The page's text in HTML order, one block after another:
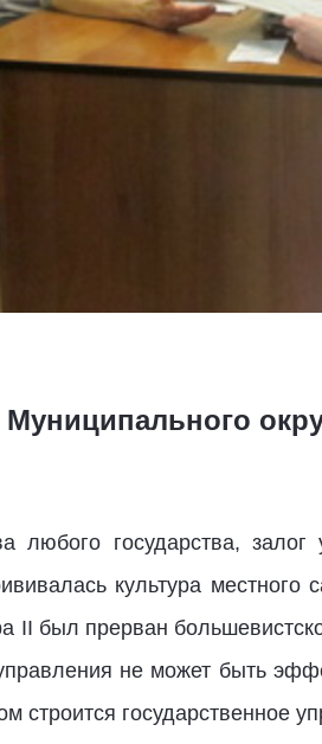
любого государства,
культура
II был прерван
не может быть
строится государственное